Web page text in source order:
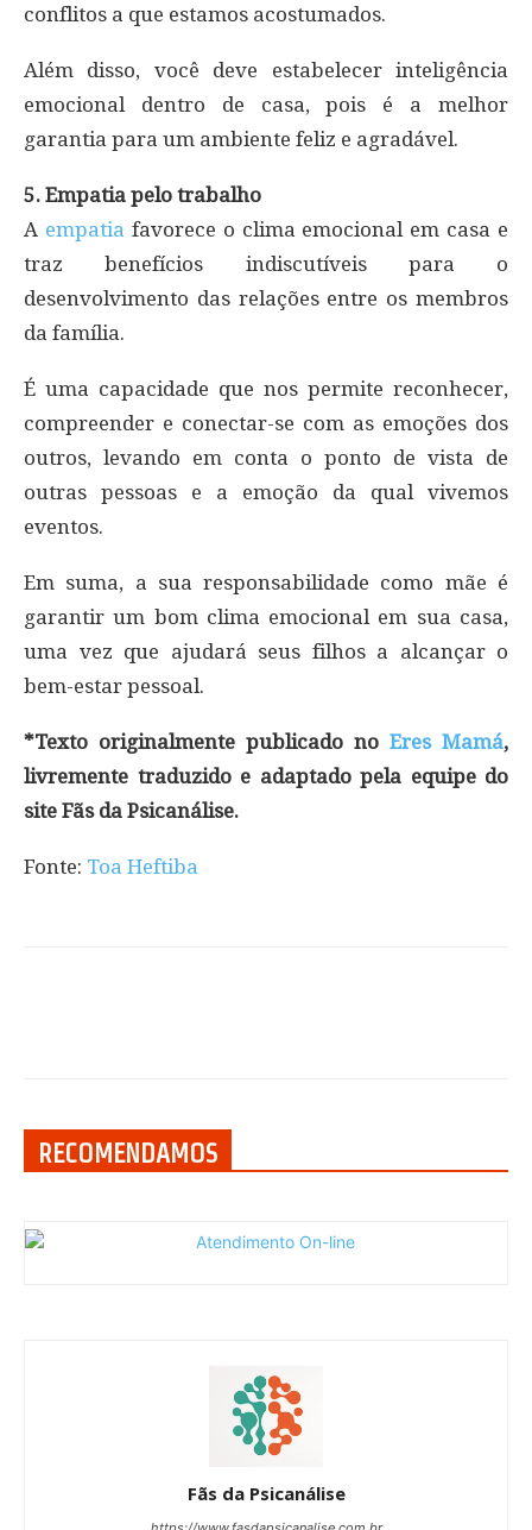
conflitos a que estamos acostumados.
Além disso, você deve estabelecer inteligência
emocional dentro de casa, pois é a melhor
garantia para um ambiente feliz e agradável.
5. Empatia pelo trabalho
A empatia favorece o clima emocional em casa e
traz benefícios indiscutíveis para o
desenvolvimento das relações entre os membros
da família.
É uma capacidade que nos permite reconhecer,
compreender e conectar-se com as emoções dos
outros, levando em conta o ponto de vista de
outras pessoas e a emoção da qual vivemos
eventos.
Em suma, a sua responsabilidade como mãe é
garantir um bom clima emocional em sua casa,
uma vez que ajudará seus filhos a alcançar o
bem-estar pessoal.
*Texto originalmente publicado no Eres Mamá,
livremente traduzido e adaptado pela equipe do
site Fãs da Psicanálise.
Fonte: Toa Heftiba
RECOMENDAMOS
Fãs da Psicanálise